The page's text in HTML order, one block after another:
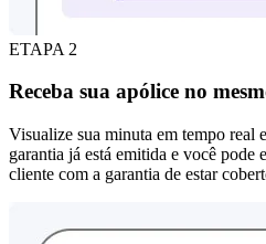
ETAPA 2
Receba sua apólice no
Visualize sua minuta em tempo real
garantia já está emitida e você pode
cliente com a garantia de estar